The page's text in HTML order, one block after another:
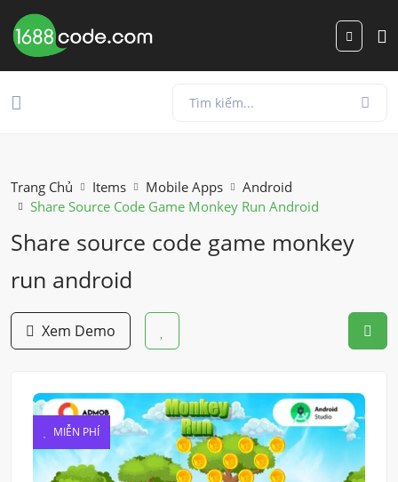
Trang Chủ Items Mobile Apps
Android
Share Source Code Game Monkey Run Android
Share source code game monkey
run android
Xem Demo
MIỄN PHÍ